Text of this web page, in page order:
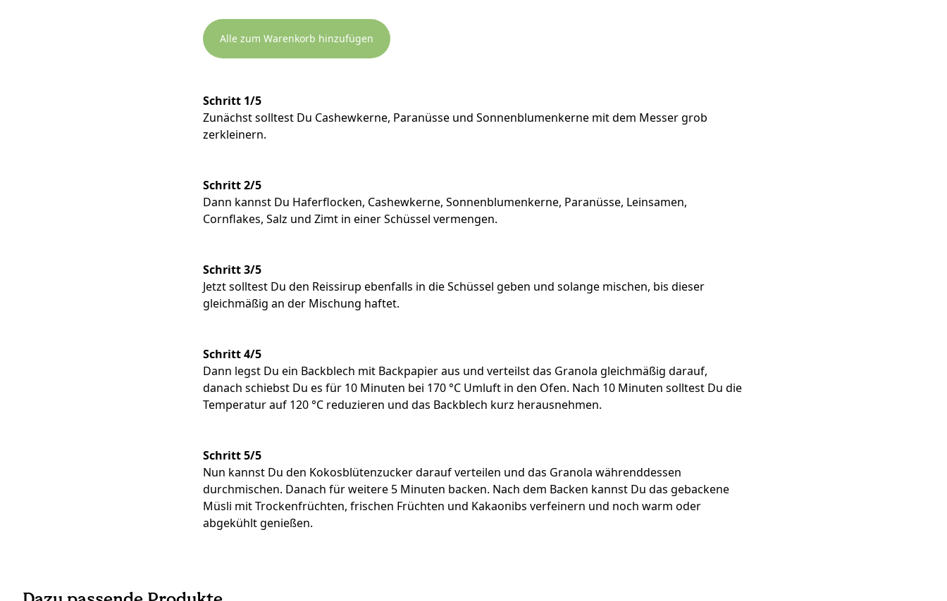
Alle zum Warenkorb hinzufügen
Schritt 1/5
Zunächst solltest Du Cashewkerne, Paranüsse und Sonnenblumenkerne mit dem Messer grob
zerkleinern.
Schritt 2/5
Dann kannst Du Haferflocken, Cashewkerne, Sonnenblumenkerne, Paranüsse, Leinsamen,
Cornflakes, Salz und Zimt in einer Schüssel vermengen.
Schritt 3/5
Jetzt solltest Du den Reissirup ebenfalls in die Schüssel geben und solange mischen, bis dieser
gleichmäßig an der Mischung haftet.
Schritt 4/5
Dann legst Du ein Backblech mit Backpapier aus und verteilst das Granola gleichmäßig darauf,
danach schiebst Du es für 10 Minuten bei 170 °C Umluft in den Ofen. Nach 10 Minuten solltest Du die
Temperatur auf 120 °C reduzieren und das Backblech kurz herausnehmen.
Schritt 5/5
Nun kannst Du den Kokosblütenzucker darauf verteilen und das Granola währenddessen
durchmischen. Danach für weitere 5 Minuten backen. Nach dem Backen kannst Du das gebackene
Müsli mit Trockenfrüchten, frischen Früchten und Kakaonibs verfeinern und noch warm oder
abgekühlt genießen.